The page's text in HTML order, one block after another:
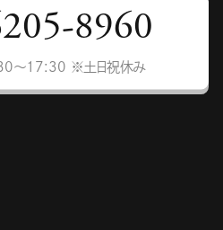
8960
〜17:30 ※土日祝休み